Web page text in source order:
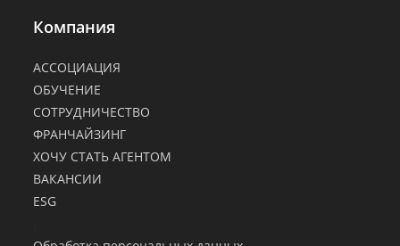
Компания
АССОЦИАЦИЯ
ОБУЧЕНИЕ
СОТРУДНИЧЕСТВО
ФРАНЧАЙЗИНГ
ХОЧУ СТАТЬ АГЕНТОМ
ВАКАНСИИ
ESG